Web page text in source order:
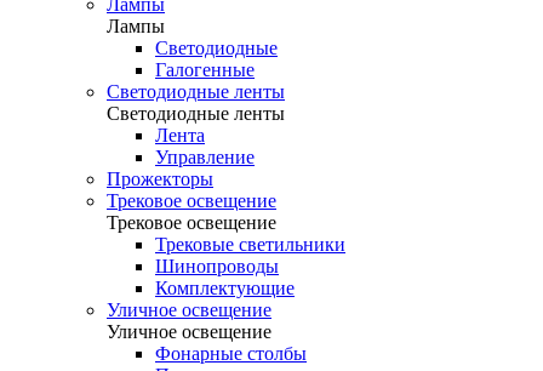
Лампы
Светодиодные
Галогенные
Светодиодные ленты
Светодиодные ленты
Лента
Управление
Прожекторы
Трековое освещение
Трековое освещение
Трековые светильники
Шинопроводы
Комплектующие
Уличное освещение
Уличное освещение
Фонарные столбы